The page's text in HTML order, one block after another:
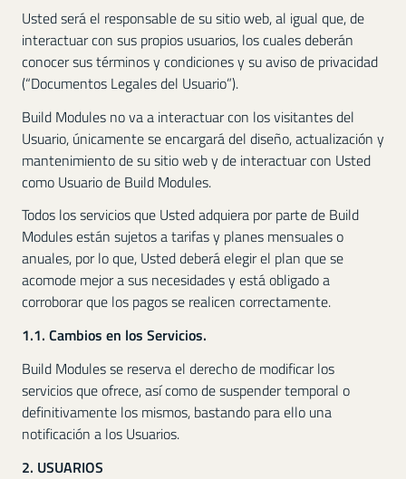
Usted será el responsable de su sitio web, al igual que, de
interactuar con sus propios usuarios, los cuales deberán
conocer sus términos y condiciones y su aviso de privacidad
(“Documentos Legales del Usuario”).
Build Modules no va a interactuar con los visitantes del
Usuario, únicamente se encargará del diseño, actualización y
mantenimiento de su sitio web y de interactuar con Usted
como Usuario de Build Modules.
Todos los servicios que Usted adquiera por parte de Build
Modules están sujetos a tarifas y planes mensuales o
anuales, por lo que, Usted deberá elegir el plan que se
acomode mejor a sus necesidades y está obligado a
corroborar que los pagos se realicen correctamente.
1.1. Cambios en los Servicios.
Build Modules se reserva el derecho de modificar los
servicios que ofrece, así como de suspender temporal o
definitivamente los mismos, bastando para ello una
notificación a los Usuarios.
2. USUARIOS